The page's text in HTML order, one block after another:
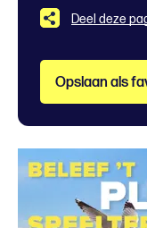
Deel deze
Opslaan als